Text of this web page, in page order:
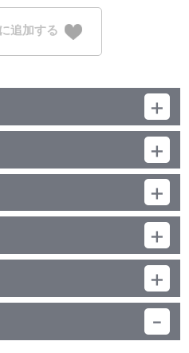
追加する
敵な異世界の作り方」
源提供：JOYSOUND）
ィング「Eternity」
ング「一度だけの恋なら」
零度θノヴァティック」
の純情」
リー （出演：内田雄馬、木村良
ﾃﾞｼﾞﾀﾙ(ｽﾃﾚｵ・一部ﾓﾉﾗﾙ)／片面2
本語・英語字幕付(ON･OFF可能)
ダミアの旗艦シグル＝バレンス
かけ田舎を飛び出してきたフレイ
なったミラージュ、そして飛ぶ
ハヤテ。第二の故郷ラグナを守る
とは――
ンテ：河森正治／演出：筑紫大
、シノミン、横山紗弓、西川真人
ンテ：ヤマトナオミチ、河森正
監督：永川桃子、酒井智史、福島
ンテ：佐藤英一／演出：玉田 博
／フレイア・ヴィオン：鈴木みの
ーナス：瀬戸麻沙美／美雲・ギン
歌）／カナメ・バッカニア：安